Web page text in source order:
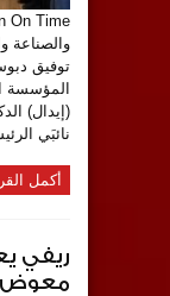
والصناعة
توفيق
المؤسسة
(إيدال)
نائبَي
أكمل
ريفي
معوض